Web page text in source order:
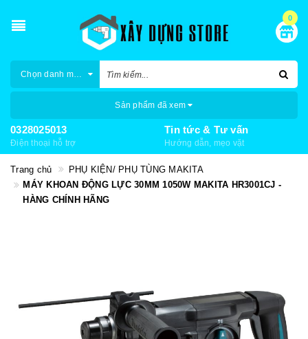
0
Chọn danh mục
Sản phẩm đã xem
0328025013
Điện thoại hỗ trợ
Tin tức & Tư vấn
Hướng dẫn, mẹo vặt
Trang chủ
PHỤ KIỆN/ PHỤ TÙNG MAKITA
MÁY KHOAN ĐỘNG LỰC 30MM 1050W MAKITA HR3001CJ -
HÀNG CHÍNH HÃNG